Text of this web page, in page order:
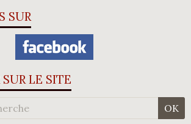
SUR
LE SITE
OK